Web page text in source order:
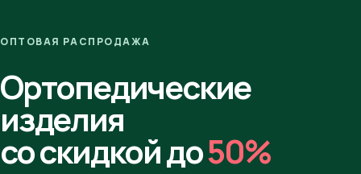
ОПТОВАЯ РАСПРОДАЖА
Ортопедические
изделия
со скидкой до50%